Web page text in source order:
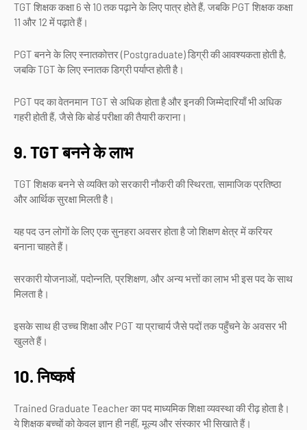
TGT शिक्षक कक्षा 6 से 10 तक पढ़ाने के लिए पात्र होते हैं, जबकि PGT शिक्षक कक्षा
11 और 12 में पढ़ाते हैं।
PGT बनने के लिए स्नातकोत्तर (Postgraduate) डिग्री की आवश्यकता होती है,
जबकि TGT के लिए स्नातक डिग्री पर्याप्त होती है।
PGT पद का वेतनमान TGT से अधिक होता है और इनकी जिम्मेदारियाँ भी अधिक
गहरी होती हैं, जैसे कि बोर्ड परीक्षा की तैयारी कराना।
9. TGT बनने के लाभ
TGT शिक्षक बनने से व्यक्ति को सरकारी नौकरी की स्थिरता, सामाजिक प्रतिष्ठा
और आर्थिक सुरक्षा मिलती है।
यह पद उन लोगों के लिए एक सुनहरा अवसर होता है जो शिक्षण क्षेत्र में करियर
बनाना चाहते हैं।
सरकारी योजनाओं, पदोन्नति, प्रशिक्षण, और अन्य भत्तों का लाभ भी इस पद के साथ
मिलता है।
इसके साथ ही उच्च शिक्षा और PGT या प्राचार्य जैसे पदों तक पहुँचने के अवसर भी
खुलते हैं।
10. निष्कर्ष
Trained Graduate Teacher का पद माध्यमिक शिक्षा व्यवस्था की रीढ़ होता है।
ये शिक्षक बच्चों को केवल ज्ञान ही नहीं, मूल्य और संस्कार भी सिखाते हैं।